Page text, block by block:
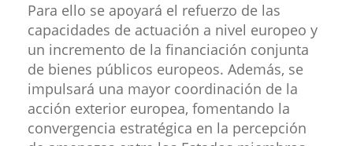
Para ello se apoyará el refuerzo de las
capacidades de actuación a nivel europeo y
un incremento de la financiación conjunta
de bienes públicos europeos. Además, se
impulsará una mayor coordinación de la
acción exterior europea, fomentando la
convergencia estratégica en la percepción